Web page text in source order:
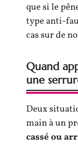
que si le
type anti-
cas sur de
Quand
une
Deux
main à un
cassé ou